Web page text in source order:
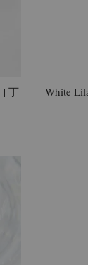
| 丁
White